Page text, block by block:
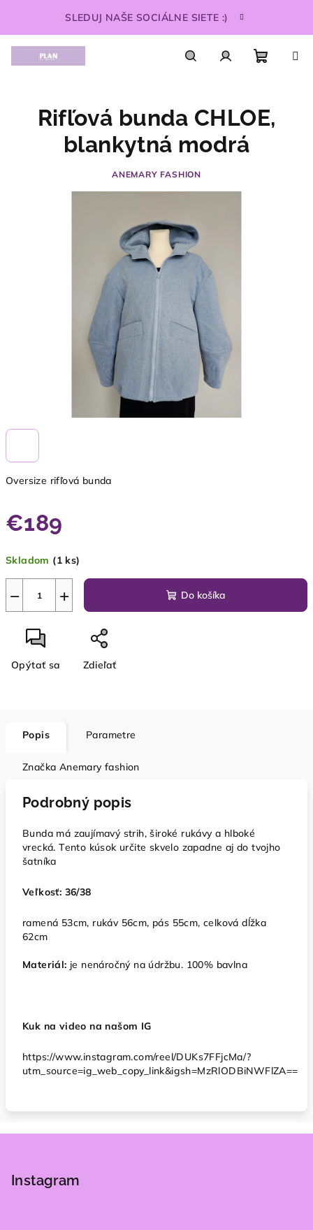
obsah
SLEDUJ NAŠE SOCIÁLNE SIETE :)
košík
Oversize rifľová bunda
€189
cena:
Skladom (1 ks)
+
− Do košíka
Opýtať sa Zdieľať
Rifľová bunda CHLOE,
blankytná modrá
ANEMARY FASHION
Popis Parametre
Značka Anemary fashion
Podrobný popis
Bunda má zaujímavý strih, široké rukávy a hlboké
vrecká. Tento kúsok určite skvelo zapadne aj do tvojho
šatníka
Veľkosť: 36/38
ramená 53cm, rukáv 56cm, pás 55cm, celková dĺžka
62cm
Materiál: je nenáročný na údržbu. 100% bavlna
Kuk na video na našom IG
https://www.instagram.com/reel/DUKs7FFjcMa/?
utm_source=ig_web_copy_link&igsh=MzRlODBiNWFlZA==
Instagram